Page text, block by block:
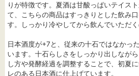
りが特徴です。夏酒は甘酸っぱいテイス
て、こちらの商品はすっきりとした飲み
す。しっかり冷やしてから飲んでいただく
日本酒度が+7と、従来の十石ではなかっ
います。十石らしさをしっかり出しなが
し方や発酵経過を調整することで、初夏
レのある日本酒に仕上げています。